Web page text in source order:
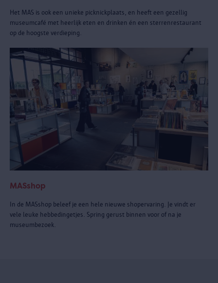
Het MAS is ook een unieke picknickplaats, en heeft een gezellig
museumcafé met heerlijk eten en drinken én een sterrenrestaurant
op de hoogste verdieping.
MASshop
In de MASshop beleef je een hele nieuwe shopervaring. Je vindt er
vele leuke hebbedingetjes. Spring gerust binnen voor of na je
museumbezoek.